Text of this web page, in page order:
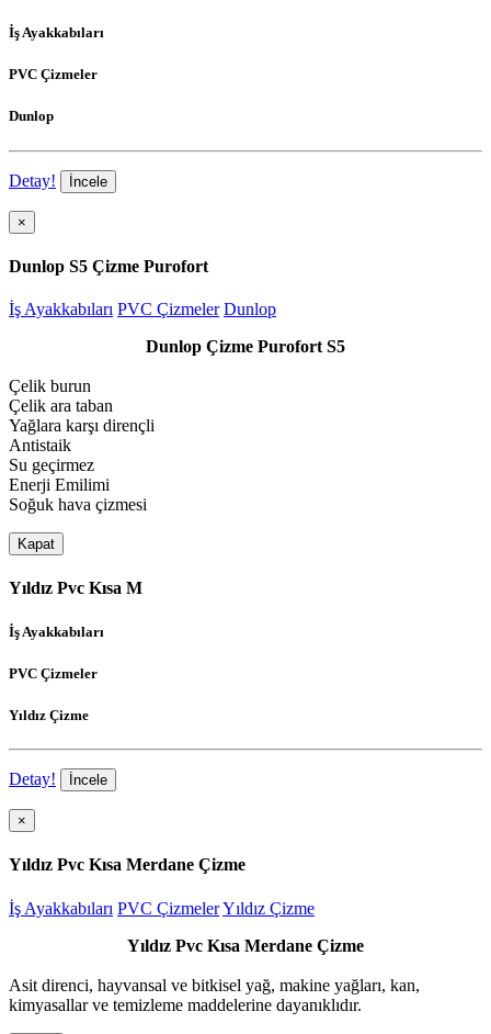
İş Ayakkabıları
PVC Çizmeler
Dunlop
Detay! İncele
×
Dunlop S5 Çizme Purofort
İş Ayakkabıları PVC Çizmeler Dunlop
Dunlop Çizme Purofort S5
Çelik burun
Çelik ara taban
Yağlara karşı dirençli
Antistaik
Su geçirmez
Enerji Emilimi
Soğuk hava çizmesi
Kapat
Yıldız Pvc Kısa M
İş Ayakkabıları
PVC Çizmeler
Yıldız Çizme
Detay! İncele
×
Yıldız Pvc Kısa Merdane Çizme
İş Ayakkabıları PVC ÇizmelerYıldız Çizme
Yıldız Pvc Kısa Merdane Çizme
Asit direnci, hayvansal ve bitkisel yağ, makine yağları, kan,
kimyasallar ve temizleme maddelerine dayanıklıdır.